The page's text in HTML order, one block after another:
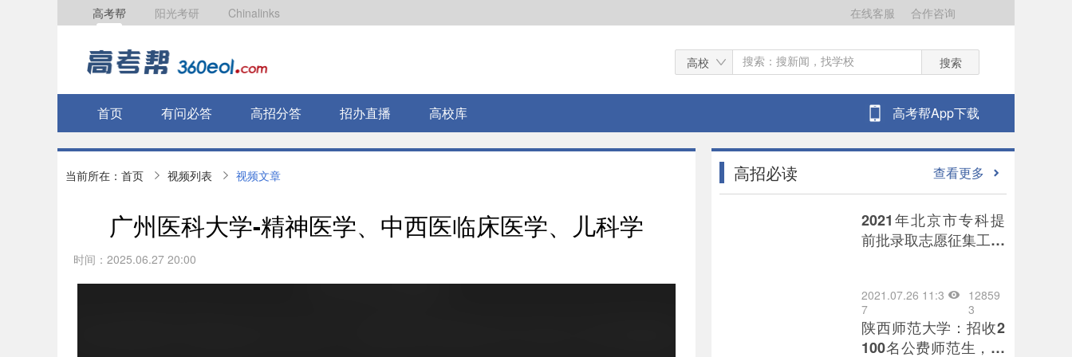
高考帮 阳光考研 Chinalinks 合作咨询
在线客服
高校 搜索
首页 有问必答 高招分答 招办直播 高校库 高考帮App下载
当前所在： 首页 视频列表 视频文章
广州医科大学-精神医学、中西医临床医学、儿科学
时间：2025.06.27 20:00
高招必读 查看更多
2021年北京市专科提
前批录取志愿征集工作
2021.07.26 11:3
7
12859
3
陕西师范大学：招收2
100名公费师范生，为